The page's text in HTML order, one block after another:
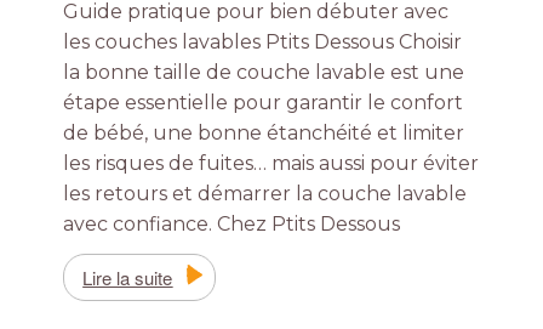
Guide pratique pour bien débuter avec
les couches lavables Ptits Dessous Choisir
la bonne taille de couche lavable est une
étape essentielle pour garantir le confort
de bébé, une bonne étanchéité et limiter
les risques de fuites… mais aussi pour éviter
les retours et démarrer la couche lavable
avec confiance. Chez Ptits Dessous
Lire la suite